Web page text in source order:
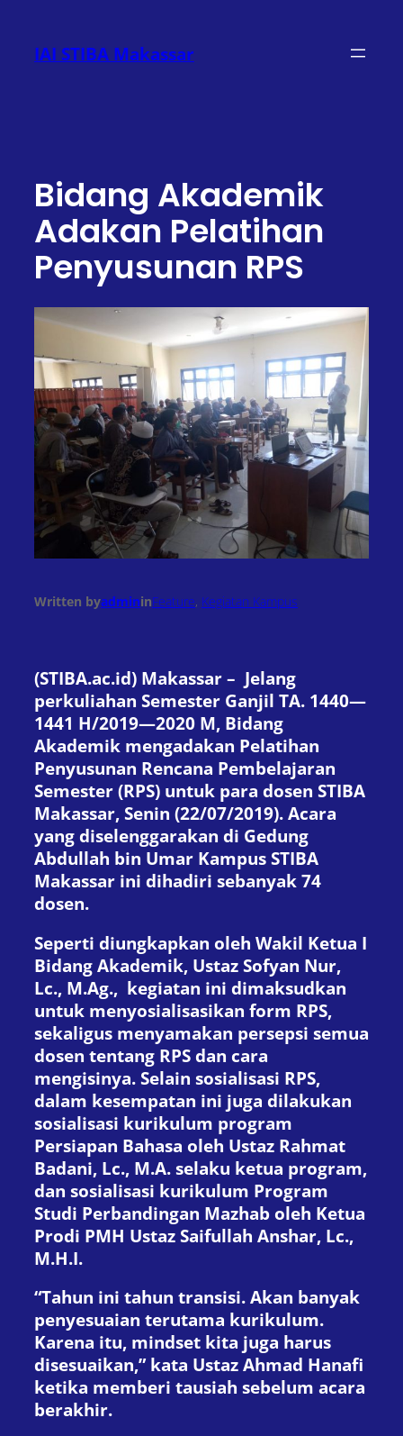
konten
IAI STIBA Makassar
Bidang Akademik
Adakan Pelatihan
Penyusunan RPS
Written byadmininFeature, Kegiatan Kampus
(STIBA.ac.id) Makassar – Jelang
perkuliahan Semester Ganjil TA. 1440—
1441 H/2019—2020 M, Bidang
Akademik mengadakan Pelatihan
Penyusunan Rencana Pembelajaran
Semester (RPS) untuk para dosen STIBA
Makassar, Senin (22/07/2019). Acara
yang diselenggarakan di Gedung
Abdullah bin Umar Kampus STIBA
Makassar ini dihadiri sebanyak 74
dosen.
Seperti diungkapkan oleh Wakil Ketua I
Bidang Akademik, Ustaz Sofyan Nur,
Lc., M.Ag., kegiatan ini dimaksudkan
untuk menyosialisasikan form RPS,
sekaligus menyamakan persepsi semua
dosen tentang RPS dan cara
mengisinya. Selain sosialisasi RPS,
dalam kesempatan ini juga dilakukan
sosialisasi kurikulum program
Persiapan Bahasa oleh Ustaz Rahmat
Badani, Lc., M.A. selaku ketua program,
dan sosialisasi kurikulum Program
Studi Perbandingan Mazhab oleh Ketua
Prodi PMH Ustaz Saifullah Anshar, Lc.,
M.H.I.
“Tahun ini tahun transisi. Akan banyak
penyesuaian terutama kurikulum.
Karena itu, mindset kita juga harus
disesuaikan,” kata Ustaz Ahmad Hanafi
ketika memberi tausiah sebelum acara
berakhir.